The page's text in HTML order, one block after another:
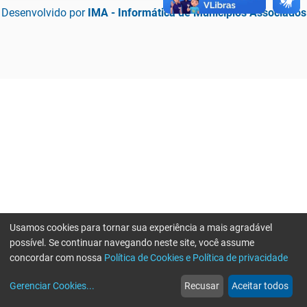
Desenvolvido por IMA - Informática de Municípios Associados
web
Notícias
more_horiz
Mais
Usamos cookies para tornar sua experiência a mais agradável
possível. Se continuar navegando neste site, você assume
concordar com nossa Política de Cookies e Política de privacidade
Gerenciar Cookies... Recusar Aceitar todos
Erro ao enviar informações, por favor tente novamente